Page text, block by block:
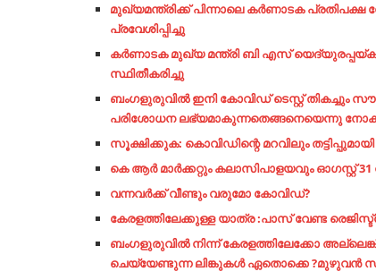
മുഖ്യമന്ത്രിക്ക് പിന്നാലെ കർണാടക
പ്രവേശിപ്പിച്ചു
കർണാടക മുഖ്യ മന്ത്രി ബി എസ്
സ്ഥിതീകരിച്ചു
ബംഗളുരുവിൽ ഇനി കോവിഡ് ടെസ്റ്റ് തികച്ചും
പരിശോധന ലഭ്യമാകുന്നതെങ്ങനെയെന്നു
സൂക്ഷിക്കുക: കൊവിഡിന്റെ മറവിലും
കെ ആർ മാർക്കറ്റും കലാസിപാളയവും ഓഗസ്റ്റ്
വന്നവര്‍ക്ക്​ വീണ്ടും വരുമോ കോവിഡ്​?
കേരളത്തിലേക്കുള്ള യാത്ര :പാസ് വേണ്ട
ബംഗളുരുവിൽ നിന്ന് കേരളത്തിലേക്കോ
ചെയ്യേണ്ടുന്ന ലിങ്കുകൾ ഏതൊക്കെ ?മുഴുവൻ